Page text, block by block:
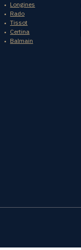
Longines
Rado
Tissot
Certina
Balmain